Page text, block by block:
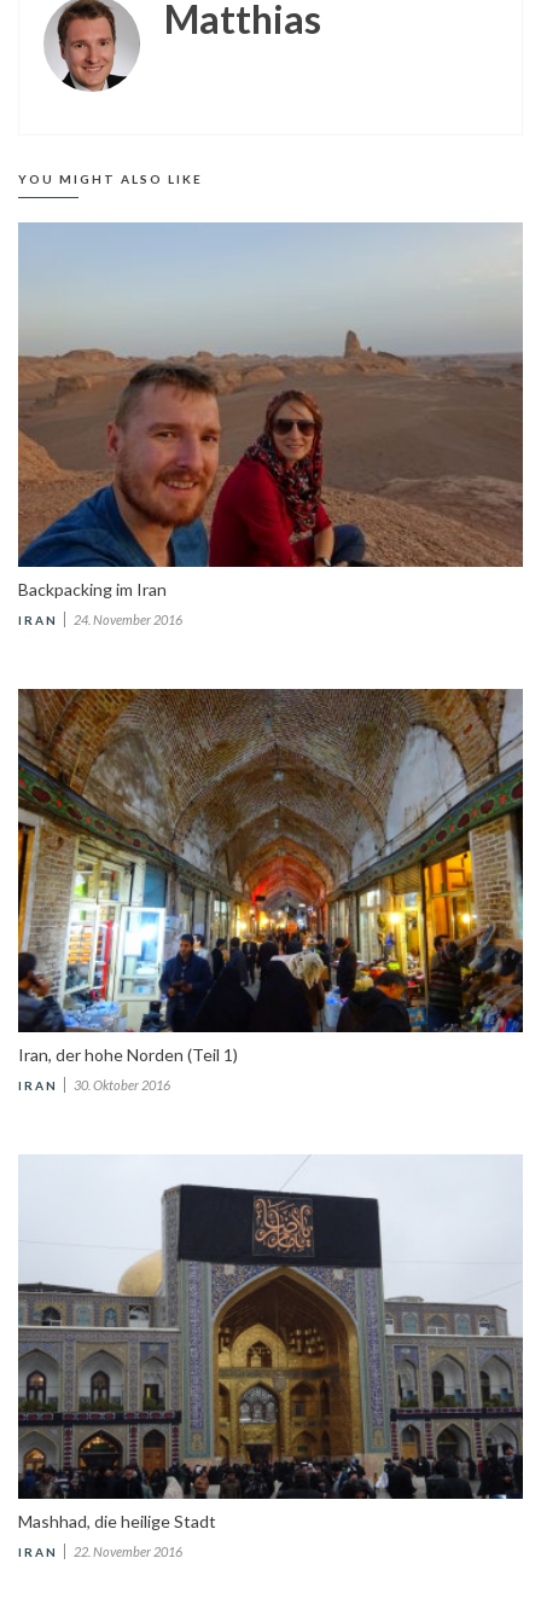
Matthias
YOU MIGHT ALSO LIKE
Backpacking im Iran
IRAN 24. November 2016
Iran, der hohe Norden (Teil 1)
IRAN 30. Oktober 2016
Mashhad, die heilige Stadt
IRAN 22. November 2016